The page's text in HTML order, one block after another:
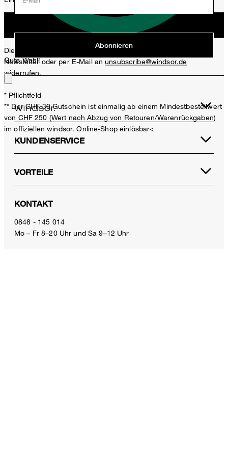
Schurwoll-Weste in Taupe
CHF 199.00
inkl. MwSt
Grösse auswählen
Diese Einwilligung kann ich jederzeit durch den Abmeldelink im
Newsletter oder per E-Mail anunsubscribe@windsor.de
widerrufen.
* Pflichtfeld
** Der CHF 30 Gutschein ist einmalig ab einem Mindestbestellwert
von CHF 250 (Wert nach Abzug von Retouren/Warenrückgaben)
im offiziellen windsor. Online-Shop einlösbar<
Gute Wahl!
Abonnieren
KUNDENSERVICE
VORTEILE
KONTAKT
0848 - 145 014
Mo – Fr 8–20 Uhr und Sa 9–12 Uhr